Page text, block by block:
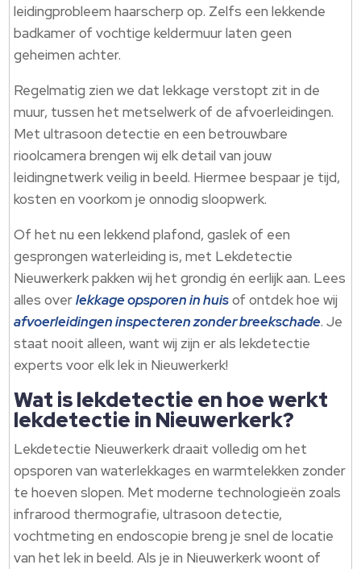
leidingprobleem haarscherp op.​ Zelfs een lekkende
badkamer of vochtige keldermuur laten geen
geheimen achter.​
Regelmatig zien we dat lekkage verstopt zit in de
muur, tussen het metselwerk of de afvoerleidingen.​
Met ultrasoon detectie en een betrouwbare
rioolcamera brengen wij elk detail van jouw
leidingnetwerk veilig in beeld.​ Hiermee bespaar je tijd,
kosten en voorkom je onnodig sloopwerk.​
Of het nu een lekkend plafond, gaslek of een
gesprongen waterleiding is, met Lekdetectie
Nieuwerkerk pakken wij het grondig én eerlijk aan.​ Lees
alles overlekkage opsporen in huisof ontdek hoe wij
afvoerleidingen inspecteren zonder breekschade.​ Je
staat nooit alleen, want wij zijn er als lekdetectie
experts voor elk lek in Nieuwerkerk!
Wat is lekdetectie en hoe werkt
lekdetectie in Nieuwerkerk?
Lekdetectie Nieuwerkerk draait volledig om het
opsporen van waterlekkages en warmtelekken zonder
te hoeven slopen.​ Met moderne technologieën zoals
infrarood thermografie, ultrasoon detectie,
vochtmeting en endoscopie breng je snel de locatie
van het lek in beeld.​ Als je in Nieuwerkerk woont of